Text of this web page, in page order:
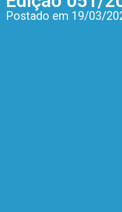
Postado em 19/03/